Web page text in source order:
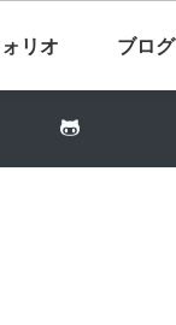
リオ ブログ